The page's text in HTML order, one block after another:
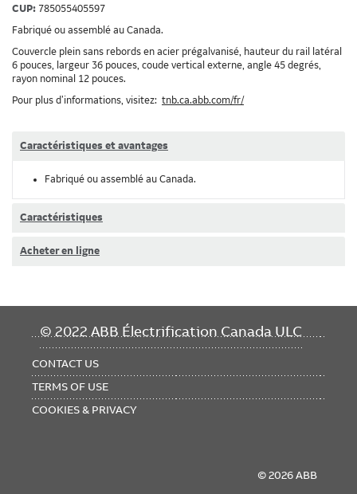
CUP: 785055405597
Fabriqué ou assemblé au Canada.
Couvercle plein sans rebords en acier prégalvanisé, hauteur du rail latéral
6 pouces, largeur 36 pouces, coude vertical externe, angle 45 degrés,
rayon nominal 12 pouces.
Pour plus d’informations, visitez: tnb.ca.abb.com/fr/
Caractéristiques et avantages
Fabriqué ou assemblé au Canada.
Caractéristiques
Acheter en ligne
© 2022 ABB Électrification Canada ULC
FOOTER
CONTACT US
TERMS OF USE
COOKIES & PRIVACY
© 2026 ABB